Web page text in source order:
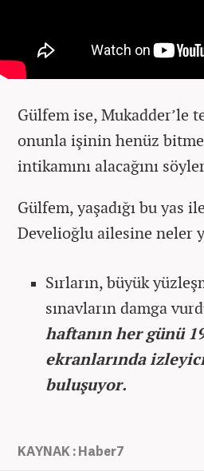
Gülfem ise, Mukadder’le
onunla işinin henüz
intikamını alacağını
Gülfem, yaşadığı bu yas
Develioğlu ailesine neler
Sırların, büyük
sınavların damga
haftanın her günü
ekranlarında
buluşuyor.
KAYNAK : Haber7